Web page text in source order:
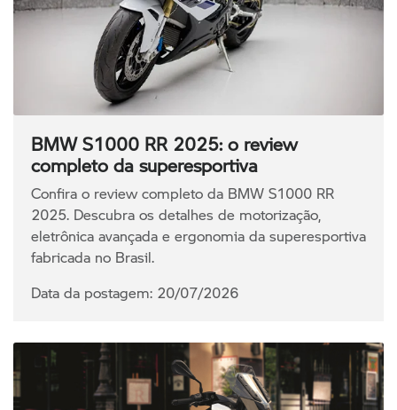
BMW S1000 RR 2025: o review
completo da superesportiva
Confira o review completo da BMW S1000 RR
2025. Descubra os detalhes de motorização,
eletrônica avançada e ergonomia da superesportiva
fabricada no Brasil.
Data da postagem: 20/07/2026